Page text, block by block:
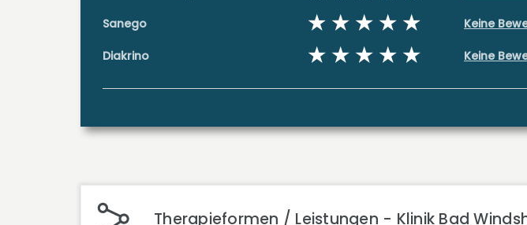
Sanego Keine
Diakrino Keine
Therapieformen / Leistungen - Klinik Bad